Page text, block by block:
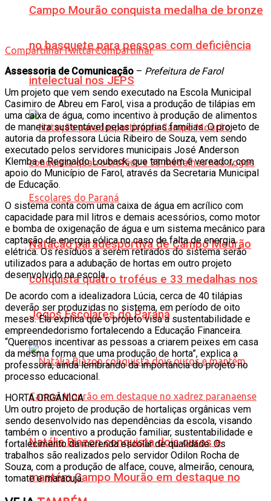
Campo Mourão conquista medalha de bronze
no basquete para pessoas com deficiência
intelectual nos JEPS
Natação paradesportiva de Campo Mourão
conquista quatro troféus e 33 medalhas nos
Jogos Escolares do Paraná
Natália Biazon conquista dois ouros e
mantém Campo Mourão em destaque no
CompartilharTwittarCompartilhar
Assessoria de Comunicação – Prefeitura de Farol
Um projeto que vem sendo executado na Escola Municipal
Casimiro de Abreu em Farol, visa a produção de tilápias em
uma caixa de água, como incentivo à produção de alimentos
de maneira sustentável pelas próprias famílias. O projeto de
autoria da professora Lúcia Ribeiro de Souza, vem sendo
executado pelos servidores municipais José Anderson
Klemba e Reginaldo Louback, que também é vereador, com
apoio do Município de Farol, através da Secretaria Municipal
de Educação.
O sistema conta com uma caixa de água em acrílico com
capacidade para mil litros e demais acessórios, como motor
e bomba de oxigenação de água e um sistema mecânico para
captação de energia eólica no caso de falta de energia
elétrica. Os resíduos a serem retirados do sistema serão
utilizados para a adubação de hortas em outro projeto
desenvolvido na escola.
De acordo com a idealizadora Lúcia, cerca de 40 tilápias
deverão ser produzidas no sistema, em período de oito
meses. Ela explica que o projeto visa a sustentabilidade e
empreendedorismo fortalecendo a Educação Financeira.
“Queremos incentivar as pessoas a criarem peixes em casa
da mesma forma que uma produção de horta”, explica a
professora, ainda lembrando da importância do projeto no
processo educacional.
HORTA ORGÂNICA
Um outro projeto de produção de hortaliças orgânicas vem
sendo desenvolvido nas dependências da escola, visando
também o incentivo a produção familiar, sustentabilidade e
fortalecimento da merenda escolar de qualidade. Os
trabalhos são realizados pelo servidor Odilon Rocha de
Souza, com a produção de alface, couve, almeirão, cenoura,
tomate e maracujá.